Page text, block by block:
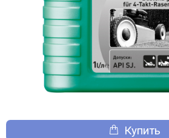
Купить